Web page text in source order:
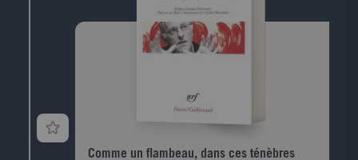
Comme un flambeau, dans ces ténèbres